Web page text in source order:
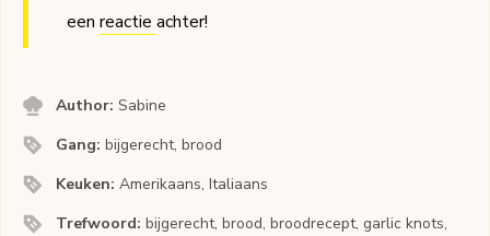
een reactie achter!
Author:Sabine
Gang:bijgerecht, brood
Keuken:Amerikaans, Italiaans
Trefwoord:bijgerecht, brood, broodrecept, garlic knots,